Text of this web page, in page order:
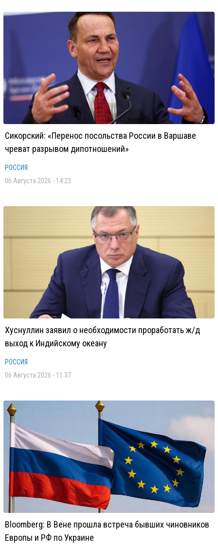
Сикорский: «Перенос посольства России в Варшаве
чреват разрывом дипотношений»
РОССИЯ
06 Августа 2026 - 14:23
Хуснуллин заявил о необходимости проработать ж/д
выход к Индийскому океану
РОССИЯ
06 Августа 2026 - 11:37
Bloomberg: В Вене прошла встреча бывших чиновников
Европы и РФ по Украине